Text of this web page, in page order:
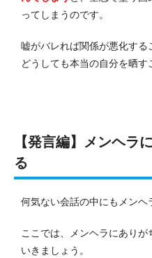
ってしまうのです。
嘘がバレれば関係が悪化す
どうしても本当の自分を晒す
【発言編】メンヘラ
る
何気ない会話の中にもメンヘ
ここでは、メンヘラにあり
いきましょう。